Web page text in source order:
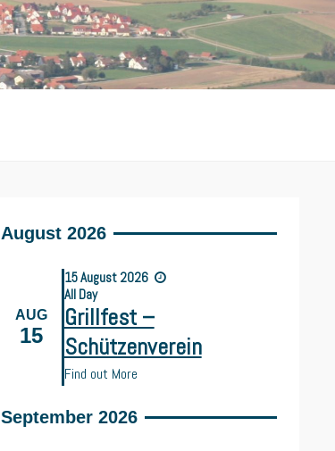
August 2026
AUG
15
15August 2026
All Day
Grillfest –
Schützenverein
Find out More
September 2026